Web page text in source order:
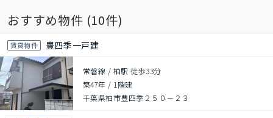
おすすめ物件 (10件)
賃貸物件 豊四季一戸建
常磐線 / 柏駅 徒歩33分
築47年 / 1階建
千葉県柏市豊四季２５０－２３